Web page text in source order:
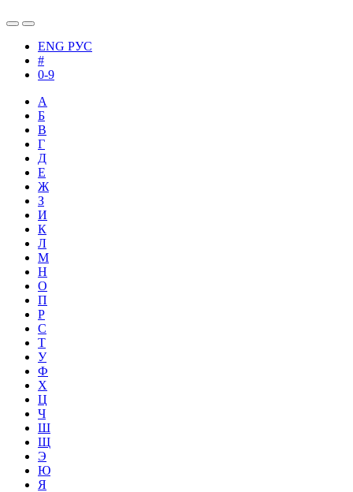
ENG РУС
#
0-9
А
Б
В
Г
Д
Е
Ж
З
И
К
Л
М
Н
О
П
Р
С
Т
У
Ф
Х
Ц
Ч
Ш
Щ
Э
Ю
Я